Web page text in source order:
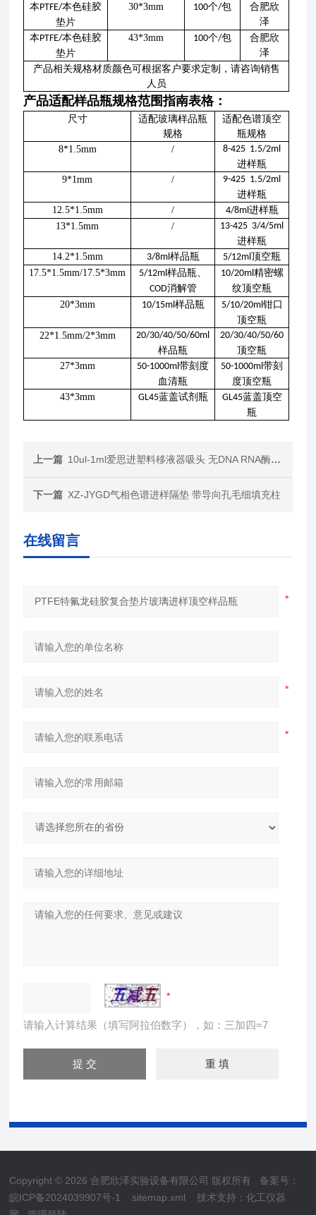
本PTFE/本色硅胶
垫片
30*3mm 100个/包
合肥欣
泽
本PTFE/本色硅胶
垫片
43*3mm 100个/包
合肥欣
泽
产品相关规格材质颜色可根据客户要求定制，请咨询销售
人员
产品适配样品瓶规格范围指南表格：
尺寸
适配玻璃样品瓶
规格
适配色谱顶空
瓶规格
8*1.5mm
/
8-425 1.5/2ml
进样瓶
9*1mm
/
9-425 1.5/2ml
进样瓶
12.5*1.5mm
/ 4/8ml进样瓶
13*1.5mm
/
13-425 3/4/5ml
进样瓶
14.2*1.5mm
3/8ml样品瓶 5/12ml顶空瓶
17.5*1.5mm/17.5*3mm
5/12ml样品瓶、
COD消解管
10/20ml精密螺
纹顶空瓶
20*3mm
10/15ml样品瓶 5/10/20ml钳口
顶空瓶
22*1.5mm/2*3mm
20/30/40/50/60ml
样品瓶
20/30/40/50/60
顶空瓶
27*3mm
50-1000ml带刻度
血清瓶
50-1000ml带刻
度顶空瓶
43*3mm
GL45蓝盖试剂瓶 GL45蓝盖顶空
瓶
上一篇 10ul-1ml爱思进塑料移液器吸头 无DNA RNA酶无热源
下一篇 XZ-JYGD气相色谱进样隔垫 带导向孔毛细填充柱
在线留言
请输入计算结果（填写阿拉伯数字），如：三加四=7
Copyright © 2026 合肥欣泽实验设备有限公司 版权所有 备案号：
皖ICP备2024039907号-1
sitemap.xml 技术支持：化工仪器